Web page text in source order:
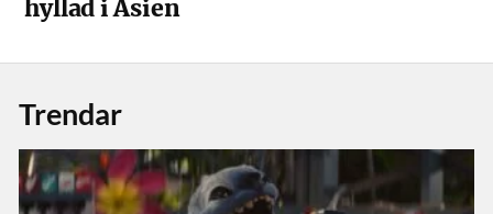
hyllad i Asien
Trendar